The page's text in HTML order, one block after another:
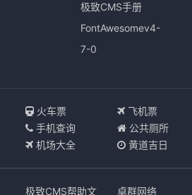
极致CMS手册
FontAwesomev4-
7-0
火车票 飞机票
手机查询 公共厕所
机场大全 黄道吉日
极致CMS帮助文
卓群网络